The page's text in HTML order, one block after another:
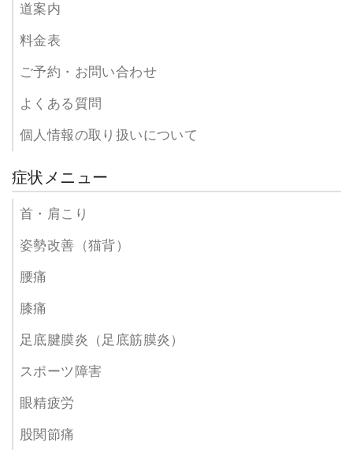
道案内
料金表
ご予約・お問い合わせ
よくある質問
個人情報の取り扱いについて
症状メニュー
首・肩こり
姿勢改善（猫背）
腰痛
膝痛
足底腱膜炎（足底筋膜炎）
スポーツ障害
眼精疲労
股関節痛